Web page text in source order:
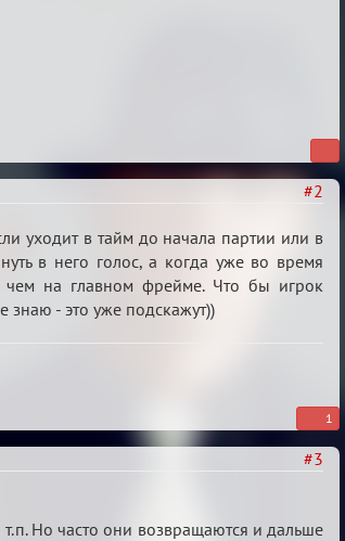
#2
уходит в тайм до начала партии или в
в него голос, а когда уже во время
чем на главном фрейме. Что бы игрок
- это уже подскажут))
1
#3
Но часто они возвращаются и дальше